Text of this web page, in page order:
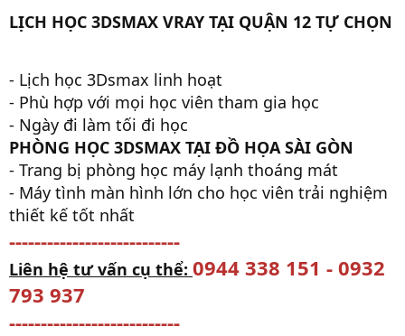
LỊCH HỌC 3DSMAX VRAY TẠI QUẬN 12 TỰ CHỌN
- Lịch học 3Dsmax linh hoạt
- Phù hợp với mọi học viên tham gia học
- Ngày đi làm tối đi học
PHÒNG HỌC 3DSMAX TẠI ĐỒ HỌA SÀI GÒN
- Trang bị phòng học máy lạnh thoáng mát
- Máy tình màn hình lớn cho học viên trải nghiệm
thiết kế tốt nhất
---------------------------
Liên hệ tư vấn cụ thể: 0944 338 151 - 0932
793 937
---------------------------